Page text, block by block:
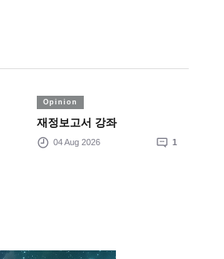
Opinion
재정보고서 강좌
04 Aug 2026 1